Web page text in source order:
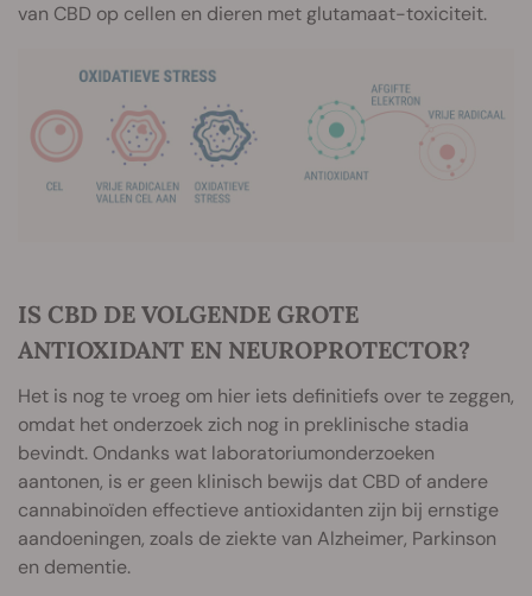
van CBD op cellen en dieren met glutamaat-toxiciteit.
IS CBD DE VOLGENDE GROTE
ANTIOXIDANT EN NEUROPROTECTOR?
Het is nog te vroeg om hier iets definitiefs over te zeggen,
omdat het onderzoek zich nog in preklinische stadia
bevindt. Ondanks wat laboratoriumonderzoeken
aantonen, is er geen klinisch bewijs dat CBD of andere
cannabinoïden effectieve antioxidanten zijn bij ernstige
aandoeningen, zoals de ziekte van Alzheimer, Parkinson
en dementie.